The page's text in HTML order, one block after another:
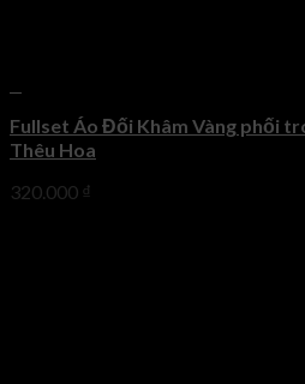
Fullset Áo Đối Khâm Vàng phối
Thêu Hoa
320.000 ₫